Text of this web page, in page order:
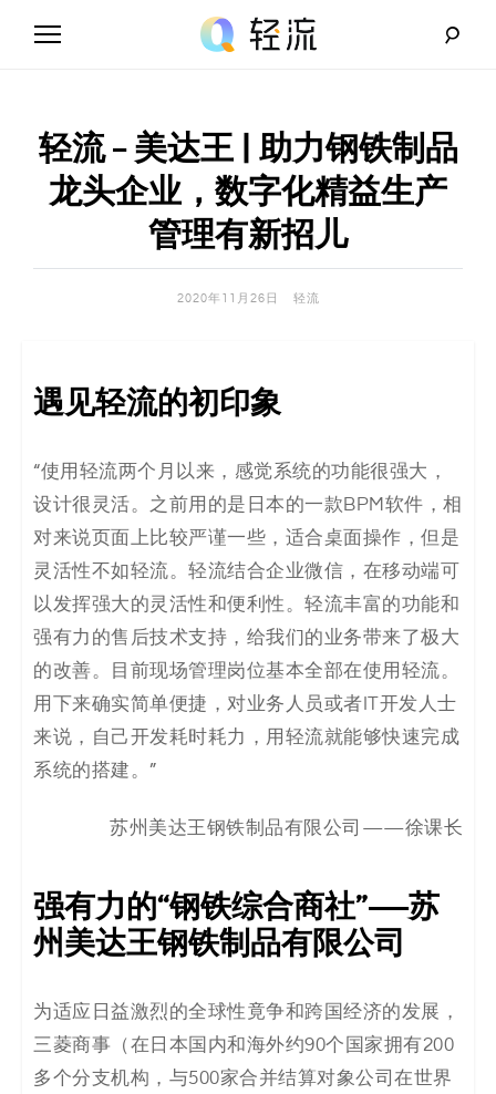
流
_
I
码
解
决
方
案
_
低
代
码
零
码
案
轻流 – 美达王 | 助力钢铁制品
龙头企业，数字化精益生产
管理有新招儿
2020年11月26日 轻流
遇见轻流的初印象
“使用轻流两个月以来，感觉系统的功能很强大，
设计很灵活。之前用的是日本的一款BPM软件，相
对来说页面上比较严谨一些，适合桌面操作，但是
灵活性不如轻流。轻流结合企业微信，在移动端可
以发挥强大的灵活性和便利性。轻流丰富的功能和
强有力的售后技术支持，给我们的业务带来了极大
的改善。目前现场管理岗位基本全部在使用轻流。
用下来确实简单便捷，对业务人员或者IT开发人士
来说，自己开发耗时耗力，用轻流就能够快速完成
系统的搭建。”
苏州美达王钢铁制品有限公司——徐课长
强有力的“钢铁综合商社”——苏
州美达王钢铁制品有限公司
为适应日益激烈的全球性竟争和跨国经济的发展，
三菱商事（在日本国内和海外约90个国家拥有200
多个分支机构，与500家合并结算对象公司在世界